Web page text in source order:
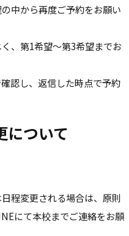
中から再度ご予約をお願い
、第1希望〜第3希望までお
認し、返信した時点で予約
について
程変更される場合は、原則
にて本校までご連絡をお願